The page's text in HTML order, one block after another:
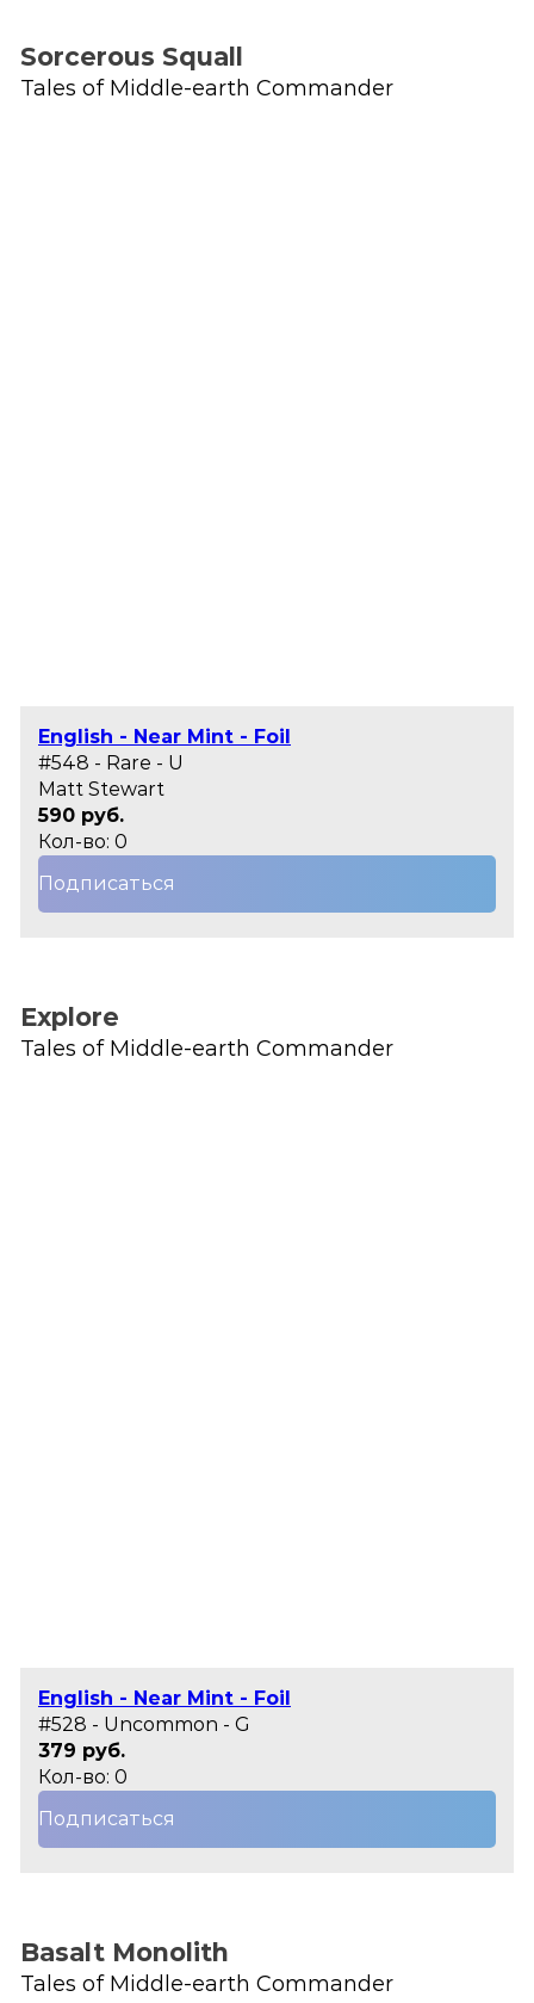
Sorcerous Squall
Tales of Middle-earth Commander
English - Near Mint - Foil
#548 - Rare - U
Matt Stewart
590 руб.
Кол-во: 0
Подписаться
Explore
Tales of Middle-earth Commander
English - Near Mint - Foil
#528 - Uncommon - G
379 руб.
Кол-во: 0
Подписаться
Basalt Monolith
Tales of Middle-earth Commander